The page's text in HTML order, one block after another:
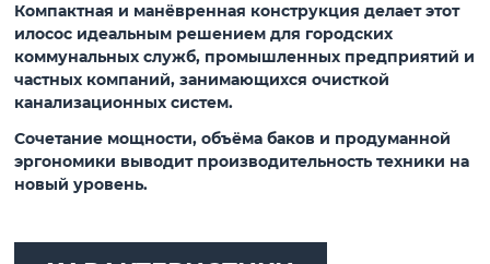
Компактная и манёвренная конструкция делает этот
илосос идеальным решением для городских
коммунальных служб, промышленных предприятий и
частных компаний, занимающихся очисткой
канализационных систем.
Сочетание мощности, объёма баков и продуманной
эргономики выводит производительность техники на
новый уровень.